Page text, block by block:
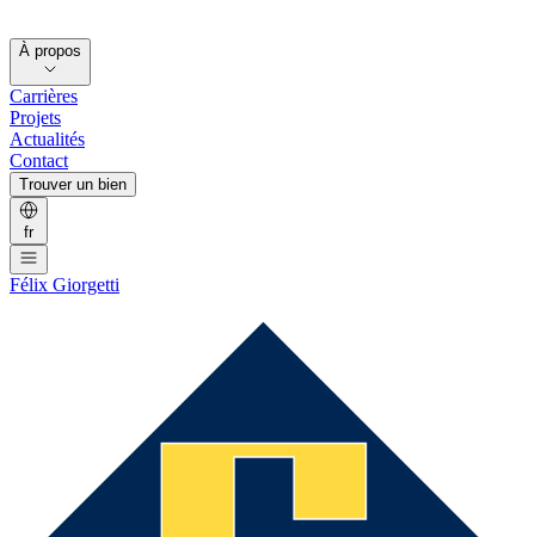
À propos
Carrières
Projets
Actualités
Contact
Trouver un bien
fr
Félix Giorgetti